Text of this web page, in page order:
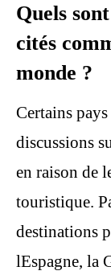
Quels
cités
monde ?
Certains
discussions
en raison de
touristique.
destinations
lEspagne, la